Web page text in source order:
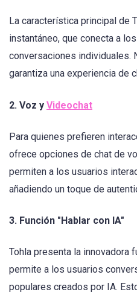
La característica principal de
instantáneo, que conecta a
conversaciones individuales.
garantiza una experiencia de
2. Voz y Videochat
Para quienes prefieren
ofrece opciones de chat de
permiten a los usuarios
añadiendo un toque de
3. Función "Hablar con IA"
Tohla presenta la innovadora
permite a los usuarios
populares creados por IA.